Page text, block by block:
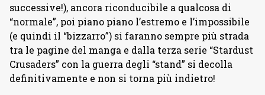
successive!), ancora riconducibile a qualcosa di
“normale”, poi piano piano l’estremo e l’impossibile
(e quindi il “bizzarro”) si faranno sempre più strada
tra le pagine del manga e dalla terza serie “Stardust
Crusaders” con la guerra degli “stand” si decolla
definitivamente e non si torna più indietro!